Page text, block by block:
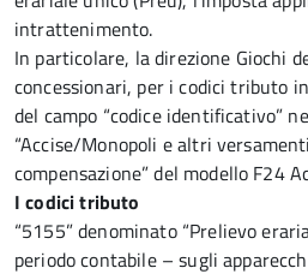
intrattenimento.
In particolare, la direzione Giochi
concessionari, per i codici tributo
del campo “codice identificativo”
“Accise/Monopoli e altri
compensazione” del modello F24
I codici tributo
“5155” denominato “Prelievo
periodo contabile – sugli